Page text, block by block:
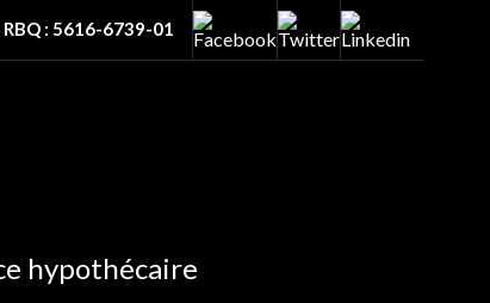
: 5616-6739-01
hypothécaire